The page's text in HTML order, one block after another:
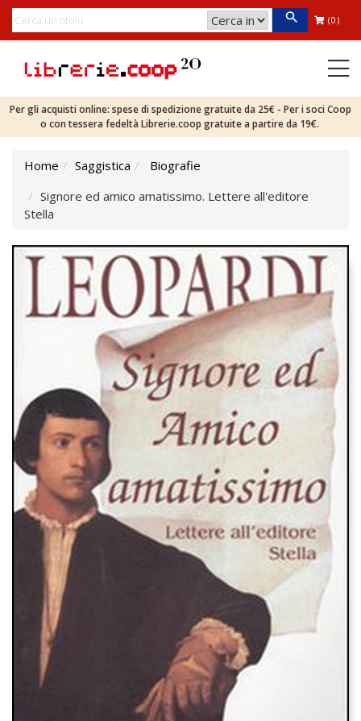
(0)
Per gli acquisti online: spese di spedizione gratuite da 25€ - Per i soci Coop
o con tessera fedeltà Librerie.coop gratuite a partire da 19€.
Home Saggistica
Biografie
Signore ed amico amatissimo. Lettere all'editore
Stella